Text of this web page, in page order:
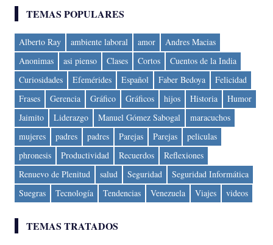
TEMAS POPULARES
Alberto Ray ambiente laboral amor
Andres Macias
Anonimas
asi pienso Clases Cortos
Cuentos de la India
Curiosidades
Efemérides Español Faber Bedoya
Felicidad
Frases
Gerencia Gráfico Gráficos hijos Historia
Humor
Jaimito
Liderazgo Manuel Gómez Sabogal
maracuchos
mujeres
padres padres Parejas Parejas
peliculas
phronesis
Productividad Recuerdos
Reflexiones
Renuevo de Plenitud
salud Seguridad
Seguridad Informática
Suegras
Tecnología Tendencias Venezuela Viajes videos
TEMAS TRATADOS